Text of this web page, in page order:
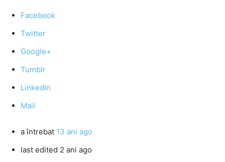
Facebook
Twitter
Google+
Tumblr
LinkedIn
Mail
a întrebat 13 ani ago
last edited 2 ani ago